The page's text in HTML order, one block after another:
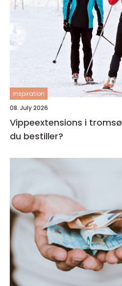
inspiration
08. July 2026
Vippeextensions i tromsø hva bør du vite før
du bestiller?